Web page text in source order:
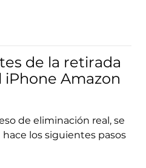
de la retirada
Amazon
de eliminación real, se
los siguientes pasos